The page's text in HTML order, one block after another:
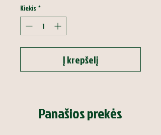
Kiekis *
Į krepšelį
Panašios prekės